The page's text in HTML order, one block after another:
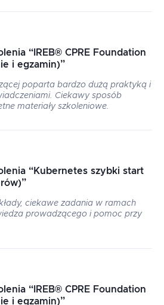
“ IREB® CPRE Foundation
i egzamin)”
poparta bardzo dużą praktyką i
Ciekawy sposób
materiały szkoleniowe.
“Kubernetes szybki start
”
ciekawe zadania w ramach
prowadzącego i pomoc przy
“ IREB® CPRE Foundation
i egzamin)”